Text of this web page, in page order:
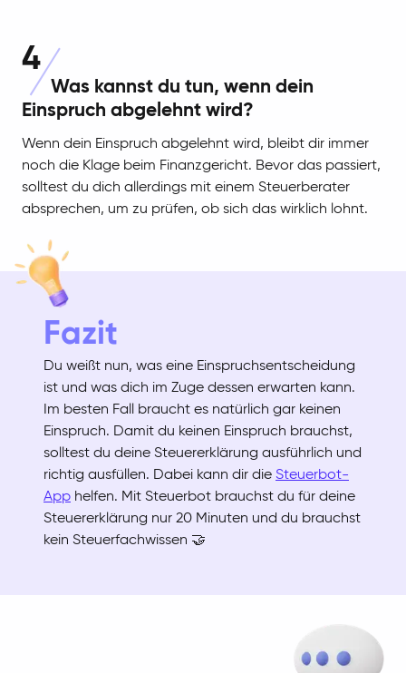
4
Was kannst du tun, wenn dein
Einspruch abgelehnt wird?
Wenn dein Einspruch abgelehnt wird, bleibt dir immer
noch die Klage beim Finanzgericht. Bevor das passiert,
solltest du dich allerdings mit einem Steuerberater
absprechen, um zu prüfen, ob sich das wirklich lohnt.
Fazit
Du weißt nun, was eine Einspruchsentscheidung
ist und was dich im Zuge dessen erwarten kann.
Im besten Fall braucht es natürlich gar keinen
Einspruch. Damit du keinen Einspruch brauchst,
solltest du deine Steuererklärung ausführlich und
richtig ausfüllen. Dabei kann dir die Steuerbot-
App helfen. Mit Steuerbot brauchst du für deine
Steuererklärung nur 20 Minuten und du brauchst
kein Steuerfachwissen 🤝